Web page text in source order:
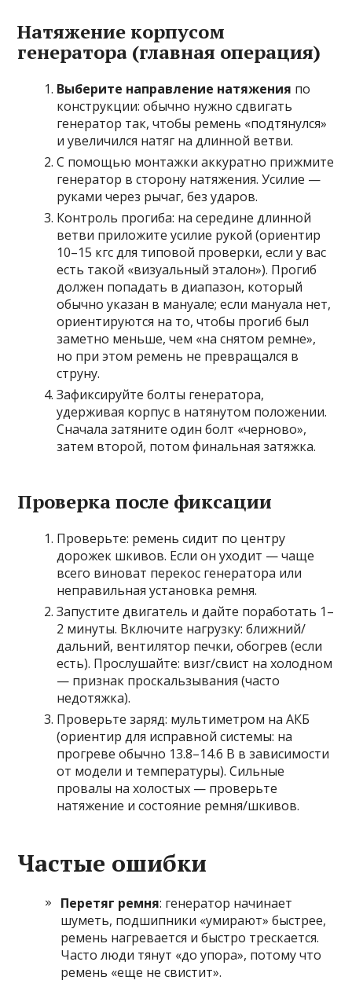
Натяжение корпусом
генератора (главная операция)
Выберите направление натяжения по
конструкции: обычно нужно сдвигать
генератор так, чтобы ремень «подтянулся»
и увеличился натяг на длинной ветви.
С помощью монтажки аккуратно прижмите
генератор в сторону натяжения. Усилие —
руками через рычаг, без ударов.
Контроль прогиба: на середине длинной
ветви приложите усилие рукой (ориентир
10–15 кгс для типовой проверки, если у вас
есть такой «визуальный эталон»). Прогиб
должен попадать в диапазон, который
обычно указан в мануале; если мануала нет,
ориентируются на то, чтобы прогиб был
заметно меньше, чем «на снятом ремне»,
но при этом ремень не превращался в
струну.
Зафиксируйте болты генератора,
удерживая корпус в натянутом положении.
Сначала затяните один болт «черново»,
затем второй, потом финальная затяжка.
Проверка после фиксации
Проверьте: ремень сидит по центру
дорожек шкивов. Если он уходит — чаще
всего виноват перекос генератора или
неправильная установка ремня.
Запустите двигатель и дайте поработать 1–
2 минуты. Включите нагрузку: ближний/
дальний, вентилятор печки, обогрев (если
есть). Прослушайте: визг/свист на холодном
— признак проскальзывания (часто
недотяжка).
Проверьте заряд: мультиметром на АКБ
(ориентир для исправной системы: на
прогреве обычно 13.8–14.6 В в зависимости
от модели и температуры). Сильные
провалы на холостых — проверьте
натяжение и состояние ремня/шкивов.
Частые ошибки
Перетяг ремня: генератор начинает
шуметь, подшипники «умирают» быстрее,
ремень нагревается и быстро трескается.
Часто люди тянут «до упора», потому что
ремень «еще не свистит».